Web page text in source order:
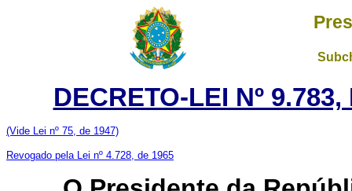
DECRETO-LEI Nº
(Vide Lei nº 75, de 1947)
Revogado pela Lei nº 4.728, de 1965